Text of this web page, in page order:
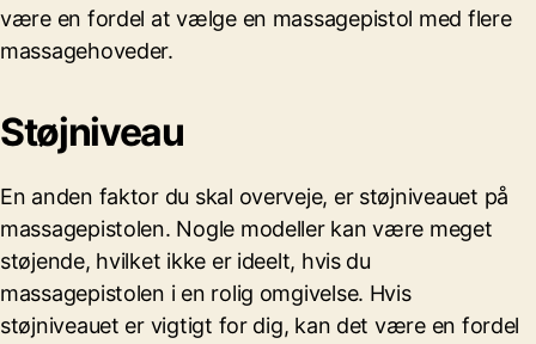
være en fordel at vælge en massagepistol med flere
massagehoveder.
Støjniveau
En anden faktor du skal overveje, er støjniveauet på
massagepistolen. Nogle modeller kan være meget
støjende, hvilket ikke er ideelt, hvis du
massagepistolen i en rolig omgivelse. Hvis
støjniveauet er vigtigt for dig, kan det være en fordel